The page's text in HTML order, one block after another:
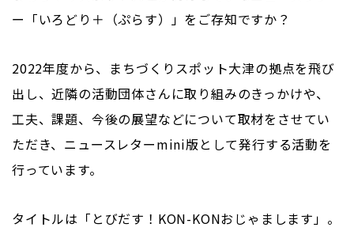
ー「いろどり＋（ぷらす）」をご存知ですか？
2022年度から、まちづくりスポット大津の拠点を飛び
出し、近隣の活動団体さんに取り組みのきっかけや、
工夫、課題、今後の展望などについて取材をさせてい
ただき、ニュースレターmini版として発行する活動を
行っています。
タイトルは「とびだす！KON-KONおじゃまします」。